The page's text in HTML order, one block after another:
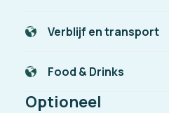
Verblijf en transport
Food & Drinks
Optioneel